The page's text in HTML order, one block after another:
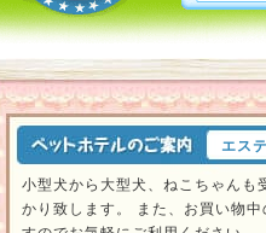
エス
小型犬から大型犬、ねこちゃんも
かり致します。 また、お買い物